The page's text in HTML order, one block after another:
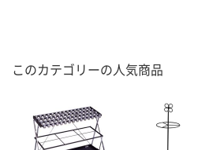
このカテゴリーの人気商品